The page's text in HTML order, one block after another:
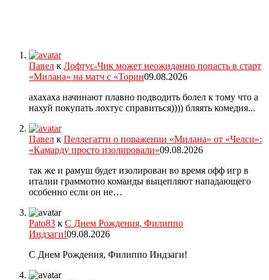
Павел к Лофтус-Чик может неожиданно попасть в старт
«Милана» на матч с «Торин09.08.2026
ахахаха начинают плавно подводить болел к тому что а
нахуй покупать лохтус справиться)))) бляять комедия...
Павел к Пеллегатти о поражении «Милана» от «Челси»:
«Камарду просто изолировали»09.08.2026
так же и рамуш будет изолирован во время офф игр в
италии граммотно команды выцепляют нападающего
особенно если он не…
Pato83 к С Днем Рождения, Филиппо
Индзаги!09.08.2026
С Днем Рождения, Филиппо Индзаги!